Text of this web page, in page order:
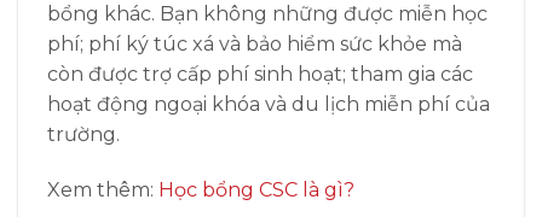
bổng khác. Bạn không những được miễn học
phí; phí ký túc xá và bảo hiểm sức khỏe mà
còn được trợ cấp phí sinh hoạt; tham gia các
hoạt động ngoại khóa và du lịch miễn phí của
trường.
Xem thêm: Học bổng CSC là gì?